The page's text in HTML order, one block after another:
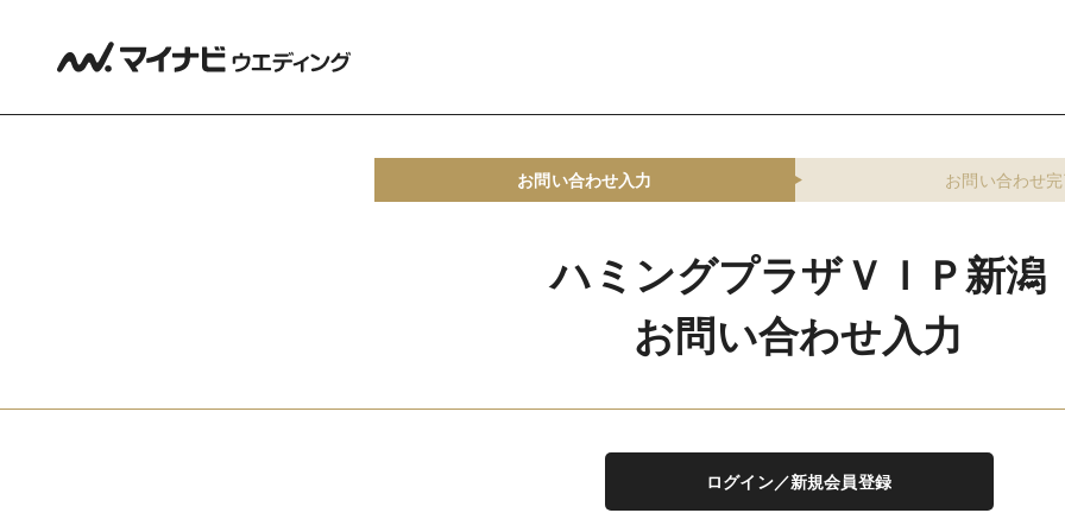
お問い合わせ入力 お問い合わせ
ハミングプラザＶＩＰ新潟
お問い合わせ入力
ログイン／新規会員登録